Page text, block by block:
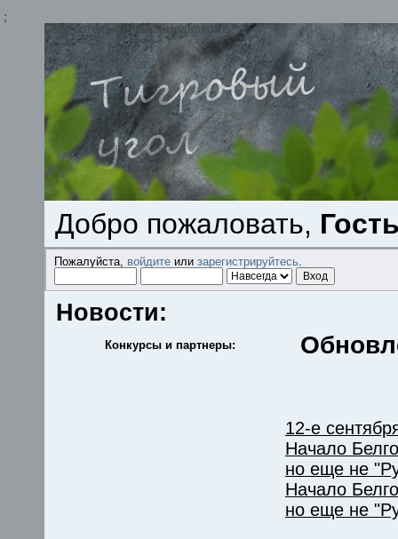
;
Сайт ортодоксальных моделистов
Добро пожаловать,
Пожалуйста, войдите илизарегистрируйтесь
Новости:
Конкурсы и партнеры:
12-е
Начало
но еще не
Начало
но еще не